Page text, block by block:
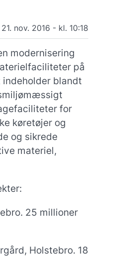
21. nov. 2016 - kl. 10:18
modernisering
på
blandt
for
køretøjer og
og sikrede
materiel,
25 millioner
Holstebro. 18